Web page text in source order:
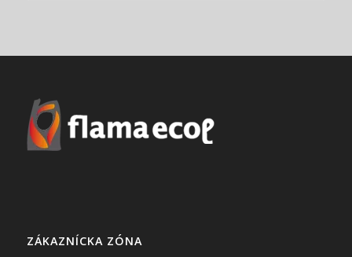
ZÁKAZNÍCKA ZÓNA